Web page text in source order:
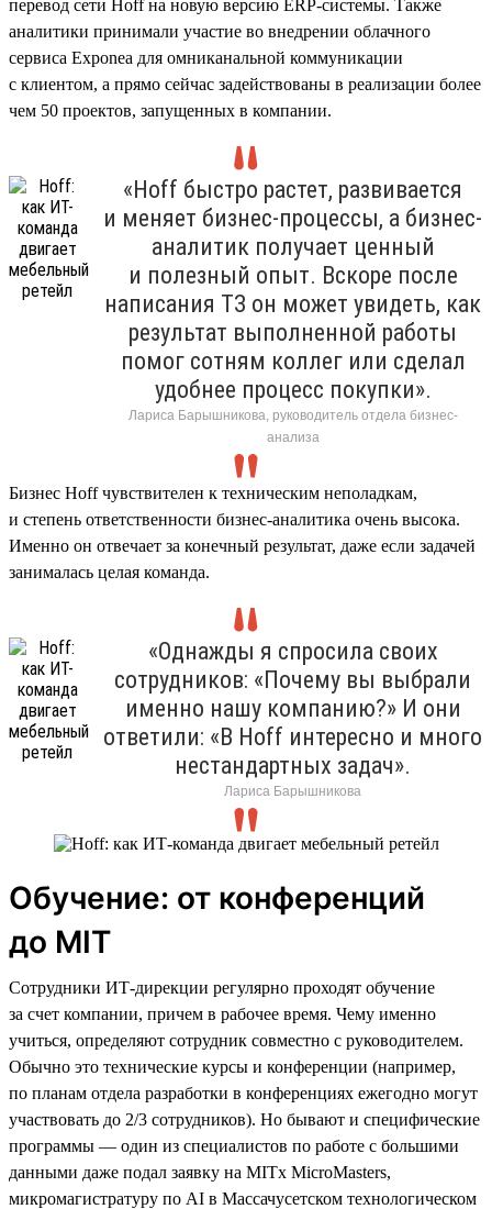
перевод сети Hoff на новую версию ERP-системы. Также
аналитики принимали участие во внедрении облачного
сервиса Exponea для омниканальной коммуникации
с клиентом, а прямо сейчас задействованы в реализации более
чем 50 проектов, запущенных в компании.
«Hoff быстро растет, развивается
и меняет бизнес-процессы, а бизнес-
аналитик получает ценный
и полезный опыт. Вскоре после
написания ТЗ он может увидеть, как
результат выполненной работы
помог сотням коллег или сделал
удобнее процесс покупки».
Лариса Барышникова, руководитель отдела бизнес-
анализа
Бизнес Hoff чувствителен к техническим неполадкам,
и степень ответственности бизнес-аналитика очень высока.
Именно он отвечает за конечный результат, даже если задачей
занималась целая команда.
«Однажды я спросила своих
сотрудников: «Почему вы выбрали
именно нашу компанию?» И они
ответили: «В Hoff интересно и много
нестандартных задач».
Лариса Барышникова
Обучение: от конференций
до MIT
Сотрудники ИТ-дирекции регулярно проходят обучение
за счет компании, причем в рабочее время. Чему именно
учиться, определяют сотрудник совместно с руководителем.
Обычно это технические курсы и конференции (например,
по планам отдела разработки в конференциях ежегодно могут
участвовать до 2/3 сотрудников). Но бывают и специфические
программы — один из специалистов по работе с большими
данными даже подал заявку на MITx MicroMasters,
микромагистратуру по AI в Массачусетском технологическом